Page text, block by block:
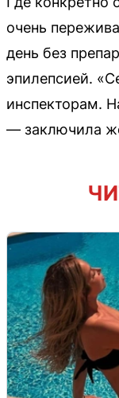
очень
день без
эпилепсией.
инспекторам.
— заключила